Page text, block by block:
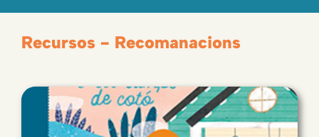
Recursos - Recomanacions